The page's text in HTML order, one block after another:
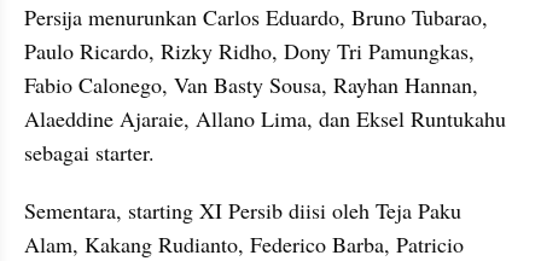
Persija menurunkan Carlos Eduardo, Bruno Tubarao,
Paulo Ricardo, Rizky Ridho, Dony Tri Pamungkas,
Fabio Calonego, Van Basty Sousa, Rayhan Hannan,
Alaeddine Ajaraie, Allano Lima, dan Eksel Runtukahu
sebagai starter.
Sementara, starting XI Persib diisi oleh Teja Paku
Alam, Kakang Rudianto, Federico Barba, Patricio